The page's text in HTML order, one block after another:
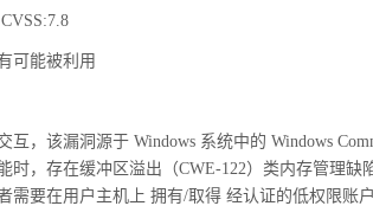
可能被利用
互，该漏洞源于 Windows 系统中的 Windows
时，存在缓冲区溢出（CWE-122）类内存管理
需要在用户主机上 拥有/取得 经认证的低权限账